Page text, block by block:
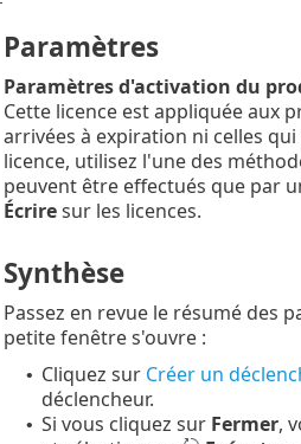
Paramètres
Paramètres d'activation du
Cette licence est appliquée aux
arrivées à expiration ni celles
licence, utilisez l'une des
peuvent être effectués que par
Écriresur les licences.
Synthèse
Passez en revue le résumé des
petite fenêtre s'ouvre :
• Cliquez sur Créer un
déclencheur.
• Si vous cliquez sur Fermer,